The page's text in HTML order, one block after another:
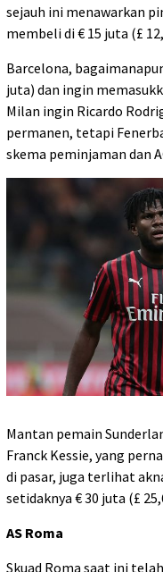
sejauh ini menawarkan
membeli di € 15 juta (£
Barcelona,
juta) dan ingin
Milan ingin Ricardo
permanen, tetapi
skema peminjaman dan
Mantan pemain
Franck Kessie, yang
di pasar, juga terlihat
setidaknya € 30 juta (£
AS Roma
Skuad Roma saat ini